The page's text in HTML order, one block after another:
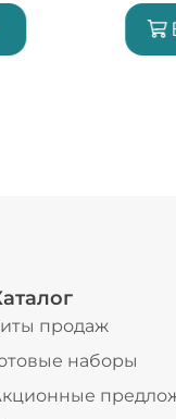
продаж
наборы